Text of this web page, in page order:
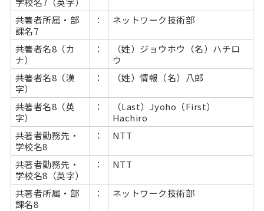
共著者所属・部
課名7
： ネットワーク技術部
共著者名8（カ
ナ）
：
（姓）ジョウホウ（名）ハチロ
ウ
共著者名8（漢
字）
： （姓）情報（名）八郎
共著者名8（英
字）
：
（Last）Jyoho（First）
Hachiro
共著者勤務先・
学校名8
： NTT
共著者勤務先・
学校名8（英字）
： NTT
共著者所属・部
課名8
： ネットワーク技術部